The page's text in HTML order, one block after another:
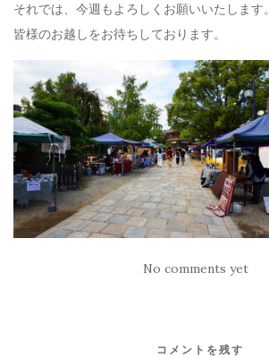
それでは、今週もよろしくお願いいたします。
皆様のお越しをお待ちしております。
No comments yet
コメントを残す